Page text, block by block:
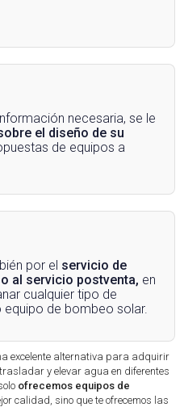
necesaria, se le
el diseño de su
de equipos a
por el servicio de
al servicio postventa, en
cualquier tipo de
equipo de bombeo solar.
excelente alternativa para adquirir
y elevar agua en diferentes
ofrecemos equipos de
calidad, sino que te ofrecemos las